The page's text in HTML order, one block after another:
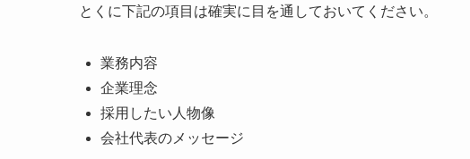
とくに下記の項目は確実に目を通しておいてください。
業務内容
企業理念
採用したい人物像
会社代表のメッセージ